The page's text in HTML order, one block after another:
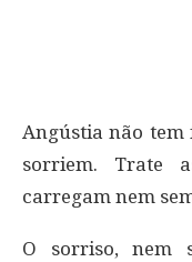
Angústia não tem
sorriem. Trate
carregam nem
O sorriso, nem